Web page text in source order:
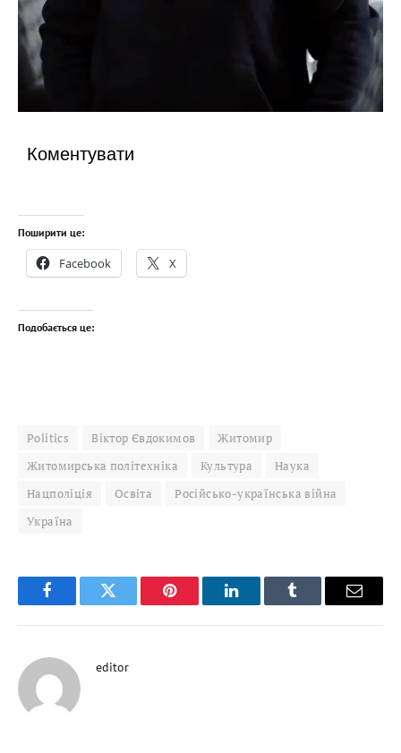
Коментувати
Поширити це:
Facebook X
Подобається це:
Politics Віктор Євдокимов
Житомир
Житомирська політехніка
Культура
Наука
Нацполіція
Освіта
Російсько-українська війна
Україна
FacebookTwitter Pinterest LinkedInTumblr Email
editor